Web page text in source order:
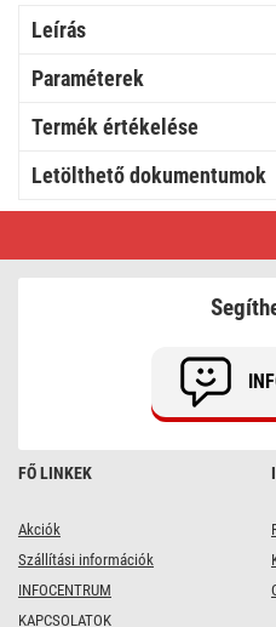
Leírás
Paraméterek
Termék értékelése
Letölthető dokumentumok
kültéri
FŐ LINKEK
Akciók
Szállítási információk
INFOCENTRUM
KAPCSOLATOK